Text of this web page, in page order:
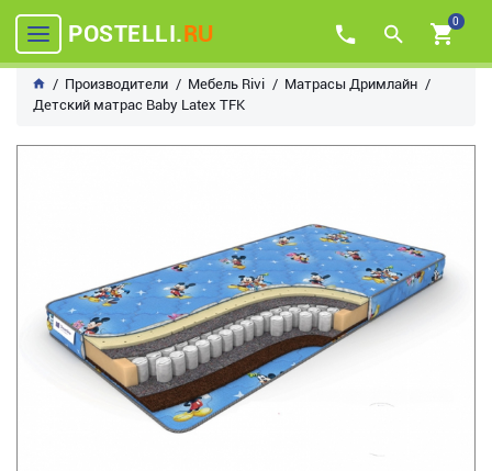
POSTELLI.RU 0
Производители Мебель Rivi
Матрасы Дримлайн
Детский матрас Baby Latex TFK